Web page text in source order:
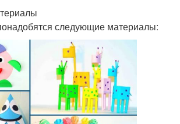
следующие материалы: